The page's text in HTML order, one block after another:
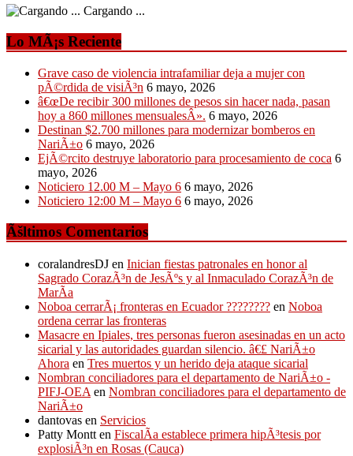
Cargando ...
Lo MÃ¡s Reciente
Grave caso de violencia intrafamiliar deja a mujer con
pÃ©rdida de visiÃ³n 6 mayo, 2026
â€œDe recibir 300 millones de pesos sin hacer nada, pasan
hoy a 860 millones mensualesÂ». 6 mayo, 2026
Destinan $2.700 millones para modernizar bomberos en
NariÃ±o 6 mayo, 2026
EjÃ©rcito destruye laboratorio para procesamiento de coca 6
mayo, 2026
Noticiero 12.00 M – Mayo 6 6 mayo, 2026
Noticiero 12:00 M – Mayo 6 6 mayo, 2026
Ãšltimos Comentarios
coralandresDJ en Inician fiestas patronales en honor al
Sagrado CorazÃ³n de JesÃºs y al Inmaculado CorazÃ³n de
MarÃ­a
Noboa cerrarÃ¡ fronteras en Ecuador ???????? en Noboa
ordena cerrar las fronteras
Masacre en Ipiales, tres personas fueron asesinadas en un acto
sicarial y las autoridades guardan silencio. â€£ NariÃ±o
Ahora en Tres muertos y un herido deja ataque sicarial
Nombran conciliadores para el departamento de NariÃ±o -
PIFJ-OEA en Nombran conciliadores para el departamento de
NariÃ±o
dantovas en Servicios
Patty Montt en FiscalÃ­a establece primera hipÃ³tesis por
explosiÃ³n en Rosas (Cauca)